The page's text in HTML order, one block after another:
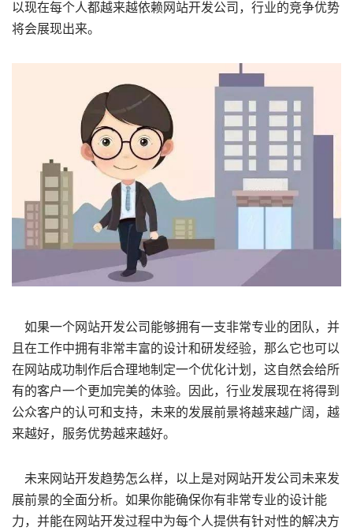
以现在每个人都越来越依赖网站开发公司，行业的竞争优势
将会展现出来。
如果一个网站开发公司能够拥有一支非常专业的团队，并
且在工作中拥有非常丰富的设计和研发经验，那么它也可以
在网站成功制作后合理地制定一个优化计划，这自然会给所
有的客户一个更加完美的体验。因此，行业发展现在将得到
公众客户的认可和支持，未来的发展前景将越来越广阔，越
来越好，服务优势越来越好。
未来网站开发趋势怎么样，以上是对网站开发公司未来发
展前景的全面分析。如果你能确保你有非常专业的设计能
力，并能在网站开发过程中为每个人提供有针对性的解决方